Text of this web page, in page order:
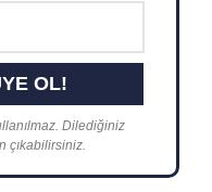
Dilediğiniz
çıkabilirsiniz.